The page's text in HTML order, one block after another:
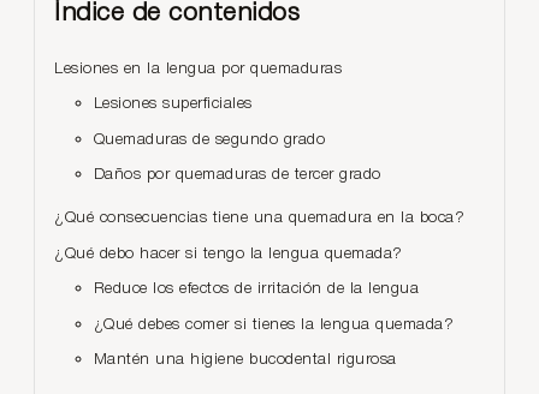
Índice de contenidos
Lesiones en la lengua por quemaduras
Lesiones superficiales
Quemaduras de segundo grado
Daños por quemaduras de tercer grado
¿Qué consecuencias tiene una quemadura en la boca?
¿Qué debo hacer si tengo la lengua quemada?
Reduce los efectos de irritación de la lengua
¿Qué debes comer si tienes la lengua quemada?
Mantén una higiene bucodental rigurosa